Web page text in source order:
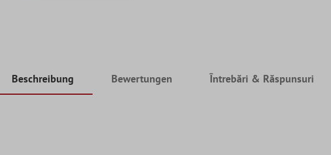
Beschreibung Bewertungen Întrebări & Răspunsuri